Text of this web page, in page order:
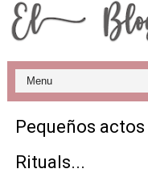
Pequeños
Rituals...